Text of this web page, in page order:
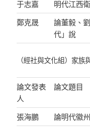
于志嘉 明代江西
鄭克晟
論董毅、
代」說
（經社與文化組）家
論文發表
人
論文題目
張海鵬 論明代徽